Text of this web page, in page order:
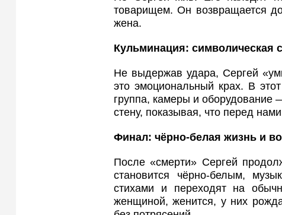
товарищем. Он возвращается
жена.
Кульминация: символическая
Не выдержав удара, Сергей
это эмоциональный крах. В
группа, камеры и оборудование
стену, показывая, что перед
Финал: чёрно-белая жизнь и
После «смерти» Сергей
становится чёрно-белым,
стихами и переходят на
женщиной, женится, у них